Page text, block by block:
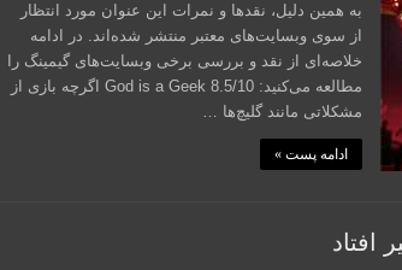
به همین دلیل، نقدها و نمرات این عنوان مورد انتظار
از سوی وبسایت‌های معتبر منتشر شده‌اند. در ادامه
خلاصه‌ای از نقد و بررسی برخی وبسایت‌های گیمینگ را
مطالعه می‌کنید: God is a Geek 8.5/10 اگرچه بازی از
مشکلاتی مانند گلیچ‌ها …
ادامه پست »